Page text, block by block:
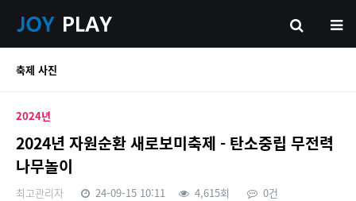
축제 사진
2024년
2024년 자원순환 새로보미축제 - 탄소중립 무전력
나무놀이
최고관리자 24-09-15 10:11 4,615회 0건